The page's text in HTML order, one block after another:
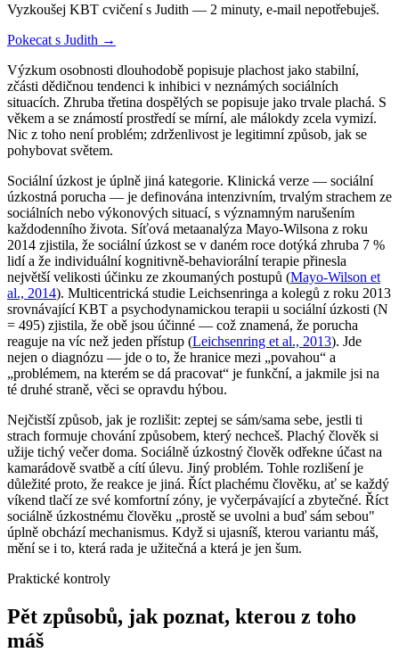
Vyzkoušej KBT cvičení s Judith — 2 minuty, e-mail nepotřebuješ.
Pokecat s Judith →
Výzkum osobnosti dlouhodobě popisuje plachost jako stabilní,
zčásti dědičnou tendenci k inhibici v neznámých sociálních
situacích. Zhruba třetina dospělých se popisuje jako trvale plachá. S
věkem a se známostí prostředí se mírní, ale málokdy zcela vymizí.
Nic z toho není problém; zdrženlivost je legitimní způsob, jak se
pohybovat světem.
Sociální úzkost je úplně jiná kategorie. Klinická verze — sociální
úzkostná porucha — je definována intenzivním, trvalým strachem ze
sociálních nebo výkonových situací, s významným narušením
každodenního života. Síťová metaanalýza Mayo-Wilsona z roku
2014 zjistila, že sociální úzkost se v daném roce dotýká zhruba 7 %
lidí a že individuální kognitivně-behaviorální terapie přinesla
největší velikosti účinku ze zkoumaných postupů (Mayo-Wilson et
al., 2014). Multicentrická studie Leichsenringa a kolegů z roku 2013
srovnávající KBT a psychodynamickou terapii u sociální úzkosti (N
= 495) zjistila, že obě jsou účinné — což znamená, že porucha
reaguje na víc než jeden přístup (Leichsenring et al., 2013). Jde
nejen o diagnózu — jde o to, že hranice mezi „povahou“ a
„problémem, na kterém se dá pracovat“ je funkční, a jakmile jsi na
té druhé straně, věci se opravdu hýbou.
Nejčistší způsob, jak je rozlišit: zeptej se sám/sama sebe, jestli ti
strach formuje chování způsobem, který nechceš. Plachý člověk si
užije tichý večer doma. Sociálně úzkostný člověk odřekne účast na
kamarádově svatbě a cítí úlevu. Jiný problém. Tohle rozlišení je
důležité proto, že reakce je jiná. Říct plachému člověku, ať se každý
víkend tlačí ze své komfortní zóny, je vyčerpávající a zbytečné. Říct
sociálně úzkostnému člověku „prostě se uvolni a buď sám sebou"
úplně obchází mechanismus. Když si ujasníš, kterou variantu máš,
mění se i to, která rada je užitečná a která je jen šum.
Praktické kontroly
Pět způsobů, jak poznat, kterou z toho
máš